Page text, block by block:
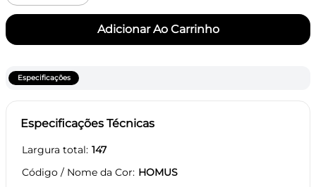
Especificações
Especificações Técnicas
Largura total 147
Código / Nome da Cor HOMUS